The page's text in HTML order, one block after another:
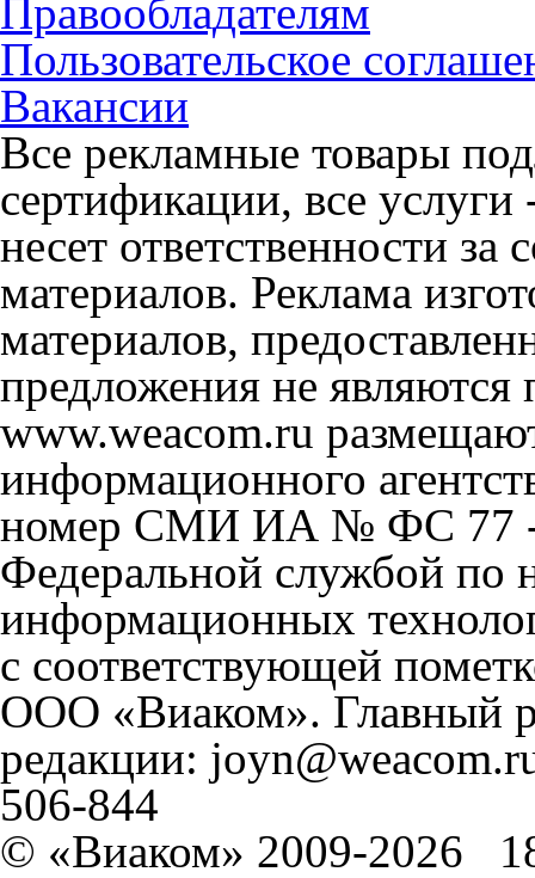
Правообладателям
Пользовательское
Вакансии
Все рекламные товары
сертификации, все
несет ответственности
материалов. Реклама
материалов,
предложения не
www.weacom.ru
информационного
номер СМИ ИА № ФС 77 -
Федеральной службой по
информационных
с соответствующей
ООО «Виаком». Главный
редакции:
506-844
© «Виаком» 2009-2026